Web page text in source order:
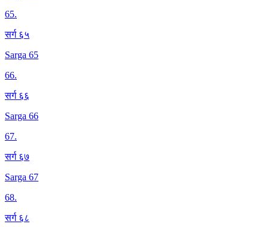
65.
सर्ग ६५
Sarga 65
66.
सर्ग ६६
Sarga 66
67.
सर्ग ६७
Sarga 67
68.
सर्ग ६८